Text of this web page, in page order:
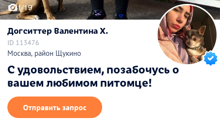
1/19
Догситтер Валентина Х.
ID 113476
Москва, район Щукино
С удовольствием, позабочусь о
вашем любимом питомце!
Отправить запрос